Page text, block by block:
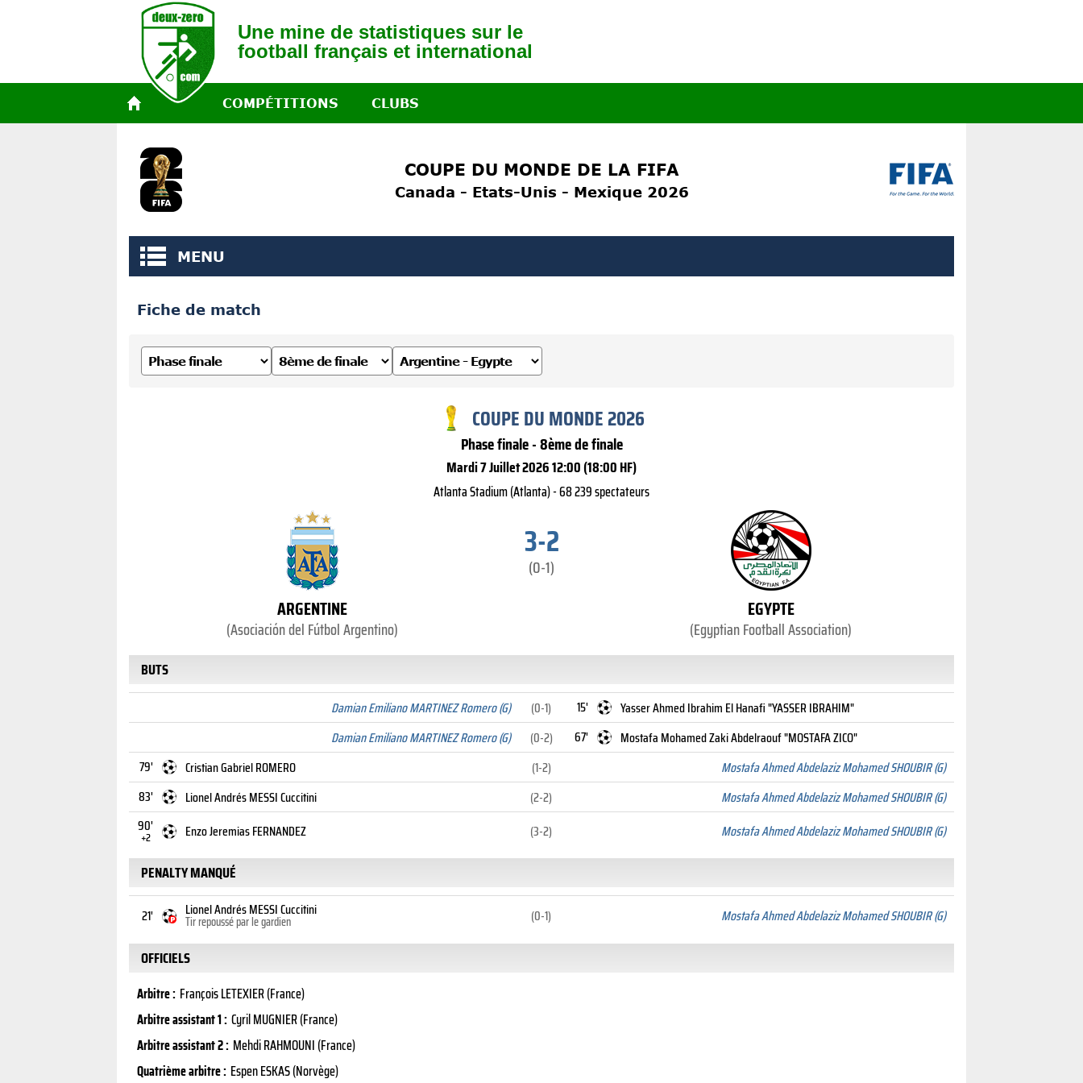
Une mine de statistiques sur le
football français et international
COMPÉTITIONS CLUBS
COUPE DU MONDE DE LA FIFA
Canada - Etats-Unis - Mexique 2026
MENU
Fiche de match
COUPE DU MONDE 2026
Phase finale - 8ème de finale
Mardi 7 Juillet 2026 12:00 (18:00 HF)
Atlanta Stadium (Atlanta) - 68 239 spectateurs
3-2
(0-1)
ARGENTINE
(Asociación del Fútbol Argentino)
EGYPTE
(Egyptian Football Association)
BUTS
Damian Emiliano MARTINEZ Romero (G) (0-1) 15'
Yasser Ahmed Ibrahim El Hanafi "YASSER IBRAHIM"
Damian Emiliano MARTINEZ Romero (G)
(0-2) 67'
Mostafa Mohamed Zaki Abdelraouf "MOSTAFA ZICO"
79'
Cristian Gabriel ROMERO (1-2)
Mostafa Ahmed Abdelaziz Mohamed SHOUBIR (G)
83'
Lionel Andrés MESSI Cuccitini (2-2)
Mostafa Ahmed Abdelaziz Mohamed SHOUBIR (G)
90'
+2 Enzo Jeremias FERNANDEZ (3-2) Mostafa Ahmed Abdelaziz Mohamed SHOUBIR (G)
PENALTY MANQUÉ
21' Lionel Andrés MESSI Cuccitini
Tir repoussé par le gardien (0-1) Mostafa Ahmed Abdelaziz Mohamed SHOUBIR (G)
OFFICIELS
Arbitre : François LETEXIER (France)
Arbitre assistant 1 : Cyril MUGNIER (France)
Arbitre assistant 2 : Mehdi RAHMOUNI (France)
Quatrième arbitre : Espen ESKAS (Norvège)